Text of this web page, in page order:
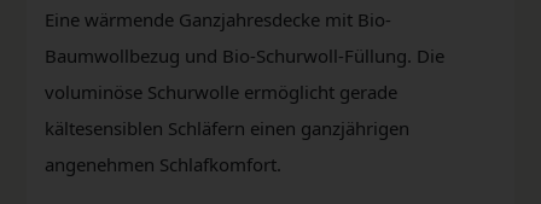
Eine wärmende Ganzjahresdecke mit Bio-
Baumwollbezug und Bio-Schurwoll-Füllung. Die
voluminöse Schurwolle ermöglicht gerade
kältesensiblen Schläfern einen ganzjährigen
angenehmen Schlafkomfort.